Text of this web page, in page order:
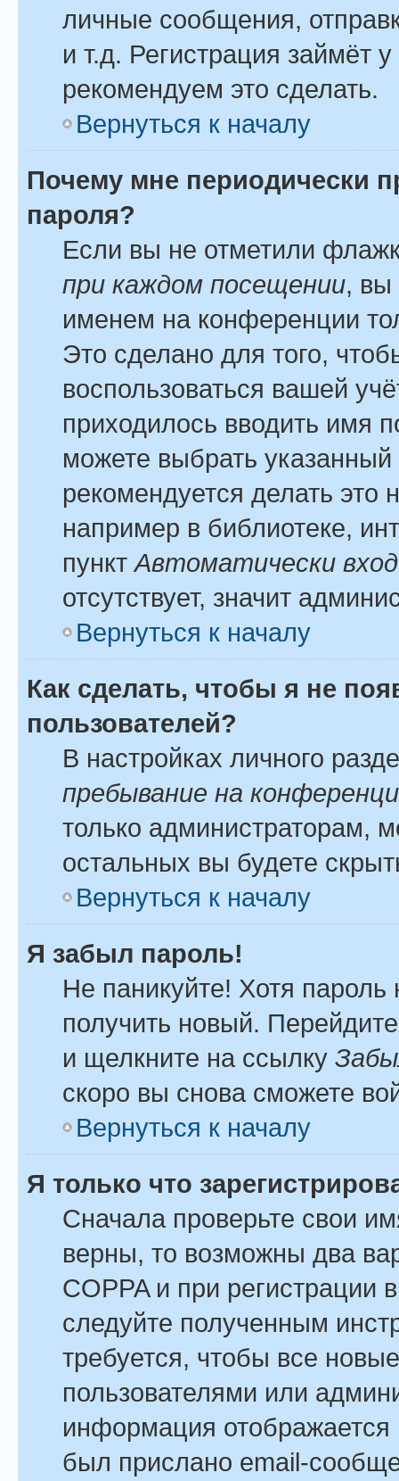
личные сообщения,
и т.д. Регистрация займёт
рекомендуем это сделать.
Вернуться к началу
Почему мне периодически
пароля?
Если вы не отметили
при каждом посещении, вы
именем на конференции
Это сделано для того,
воспользоваться вашей
приходилось вводить имя
можете выбрать
рекомендуется делать
например в библиотеке,
пунктАвтоматически
отсутствует, значит
Вернуться к началу
Как сделать, чтобы я не
пользователей?
В настройках личного
пребывание на
только администраторам,
остальных вы будете
Вернуться к началу
Я забыл пароль!
Не паникуйте! Хотя пароль
получить новый.
и щелкните на ссылку
скоро вы снова сможете
Вернуться к началу
Я только что
Сначала проверьте свои
верны, то возможны два
COPPA и при регистрации
следуйте полученным
требуется, чтобы все
пользователями или
информация отображается
был прислано email-